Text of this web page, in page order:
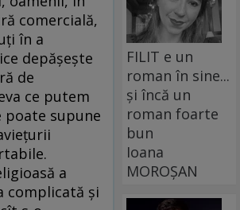
comercială,
în a
depăşeşte
de
ce putem
poate supune
a
complicată şi
FILIT e un
roman în sine...
și încă un
roman foarte
bun
Ioana
MOROȘAN